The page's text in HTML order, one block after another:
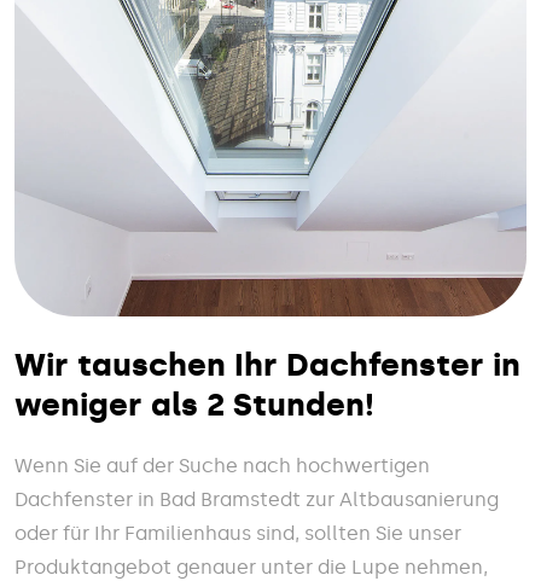
Wir tauschen Ihr Dachfenster in
weniger als 2 Stunden!
Wenn Sie auf der Suche nach hochwertigen
Dachfenster in Bad Bramstedt zur Altbausanierung
oder für Ihr Familienhaus sind, sollten Sie unser
Produktangebot genauer unter die Lupe nehmen,